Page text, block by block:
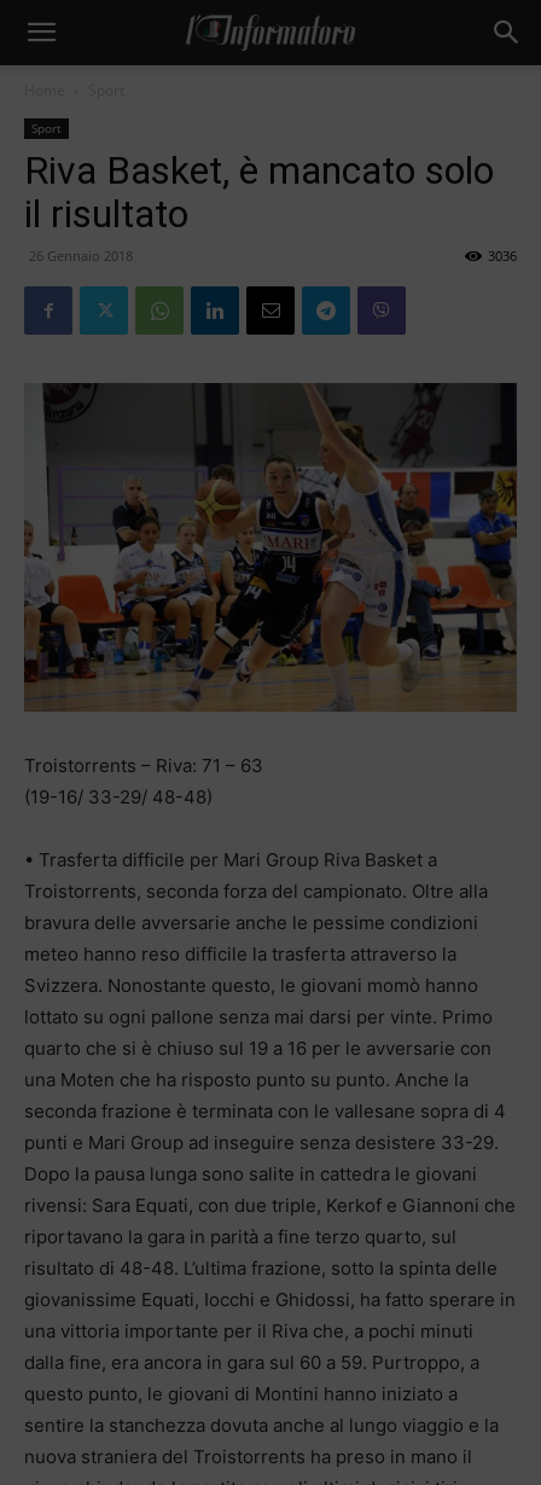
Sport
Riva Basket, è mancato solo
il risultato
26 Gennaio 2018 3036
Troistorrents – Riva: 71 – 63
(19-16/ 33-29/ 48-48)
• Trasferta difficile per Mari Group Riva Basket a
Troistorrents, seconda forza del campionato. Oltre alla
bravura delle avversarie anche le pessime condizioni
meteo hanno reso difficile la trasferta attraverso la
Svizzera. Nonostante questo, le giovani momò hanno
lottato su ogni pallone senza mai darsi per vinte. Primo
quarto che si è chiuso sul 19 a 16 per le avversarie con
una Moten che ha risposto punto su punto. Anche la
seconda frazione è terminata con le vallesane sopra di 4
punti e Mari Group ad inseguire senza desistere 33-29.
Dopo la pausa lunga sono salite in cattedra le giovani
rivensi: Sara Equati, con due triple, Kerkof e Giannoni che
riportavano la gara in parità a fine terzo quarto, sul
risultato di 48-48. L’ultima frazione, sotto la spinta delle
giovanissime Equati, Iocchi e Ghidossi, ha fatto sperare in
una vittoria importante per il Riva che, a pochi minuti
dalla fine, era ancora in gara sul 60 a 59. Purtroppo, a
questo punto, le giovani di Montini hanno iniziato a
sentire la stanchezza dovuta anche al lungo viaggio e la
nuova straniera del Troistorrents ha preso in mano il